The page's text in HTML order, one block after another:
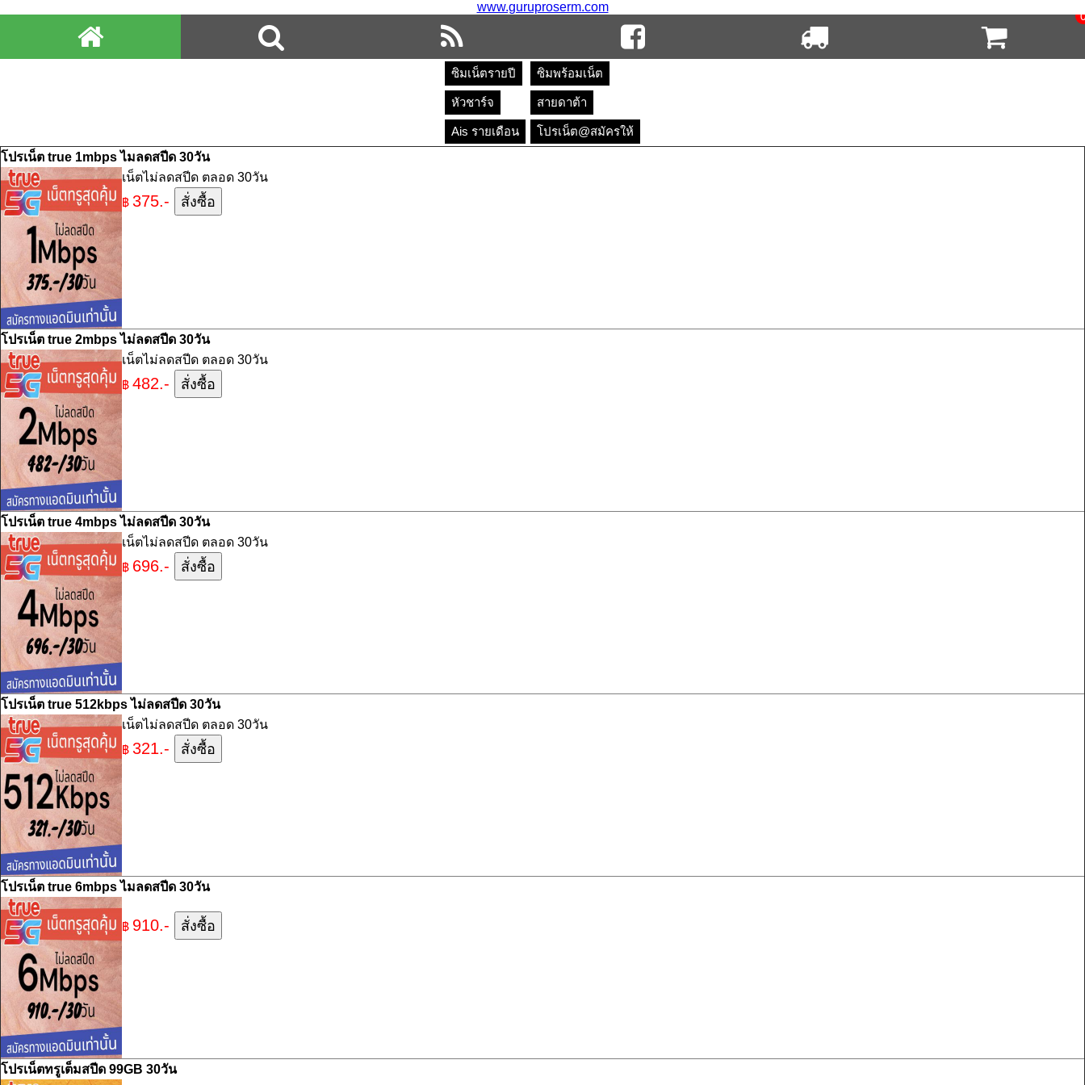
www.guruproserm.com
ซิมเน็ตรายปี ซิมพร้อมเน็ต
หัวชาร์จ สายดาต้า
Ais รายเดือน
โปรเน็ต@สมัครให้
โปรเน็ต true 1mbps ไมลดสปีด 30วัน
เน็ตไม่ลดสปีด ตลอด 30วัน
฿ 375.-
โปรเน็ต true 2mbps ไม่ลดสปีด 30วัน
เน็ตไม่ลดสปีด ตลอด 30วัน
฿ 482.-
โปรเน็ต true 4mbps ไม่ลดสปีด 30วัน
เน็ตไม่ลดสปีด ตลอด 30วัน
฿ 696.-
โปรเน็ต true 512kbps ไม่ลดสปีด 30วัน
เน็ตไม่ลดสปีด ตลอด 30วัน
฿ 321.-
โปรเน็ต true 6mbps ไมลดสปีด 30วัน
฿ 910.-
โปรเน็ตทรูเต็มสปีด 99GB 30วัน